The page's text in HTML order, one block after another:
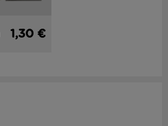
1,30 €